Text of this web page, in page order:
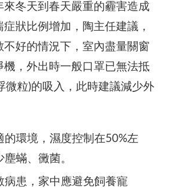
來冬天到春天嚴重的霾害造成
狀比例增加，陶主任建議，
不好的情況下，室內盡量關窗
機，外出時一般口罩已無法抵
微粒)的吸入，此時建議減少外
的環境，濕度控制在50%左
蟎、黴菌。
病患，家中應避免飼養寵